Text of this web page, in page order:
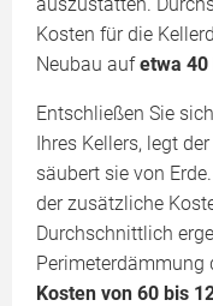
Kosten für die
Neubau aufetwa 40
Entschließen Sie
Ihres Kellers, legt
säubert sie von
der zusätzliche
Durchschnittlich
Perimeterdämmung
Kosten von 60 bis